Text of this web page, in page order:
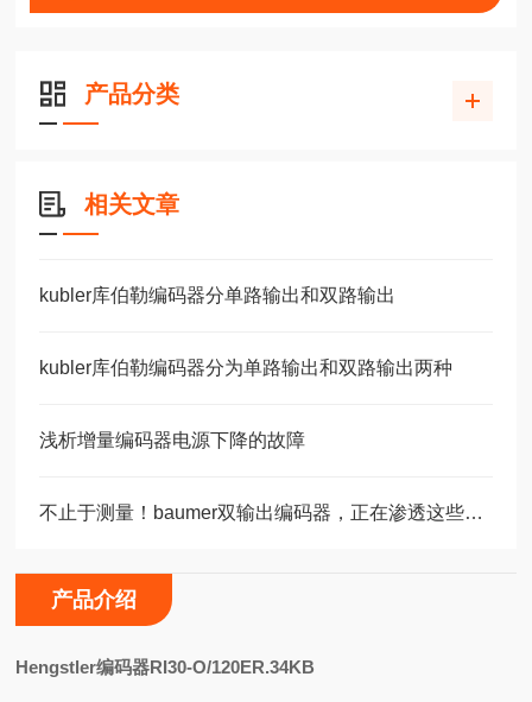
产品分类
相关文章
kubler库伯勒编码器分单路输出和双路输出
kubler库伯勒编码器分为单路输出和双路输出两种
浅析增量编码器电源下降的故障
不止于测量！baumer双输出编码器，正在渗透这些关键领域
产品介绍
Hengstler编码器RI30-O/120ER.34KB